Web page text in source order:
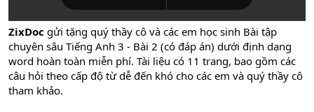
ZixDoc gửi tặng quý thầy cô và các em học sinh Bài tập
chuyên sâu Tiếng Anh 3 - Bài 2 (có đáp án) dưới định dạng
word hoàn toàn miễn phí. Tài liệu có 11 trang, bao gồm các
câu hỏi theo cấp độ từ dễ đến khó cho các em và quý thầy cô
tham khảo.